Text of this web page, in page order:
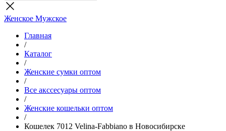
Женское Мужское
Главная
/
Каталог
/
Женские сумки оптом
/
Все акссесуары оптом
/
Женские кошельки оптом
/
Кошелек 7012 Velina-Fabbiano в Новосибирске